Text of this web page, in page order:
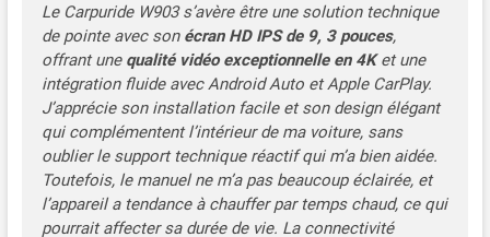
Le Carpuride W903 s’avère être une solution technique
de pointe avec son écran HD IPS de 9, 3 pouces,
offrant une qualité vidéo exceptionnelle en 4Ket une
intégration fluide avec Android Auto et Apple CarPlay.
J’apprécie son installation facile et son design élégant
qui complémentent l’intérieur de ma voiture, sans
oublier le support technique réactif qui m’a bien aidée.
Toutefois, le manuel ne m’a pas beaucoup éclairée, et
l’appareil a tendance à chauffer par temps chaud, ce qui
pourrait affecter sa durée de vie. La connectivité